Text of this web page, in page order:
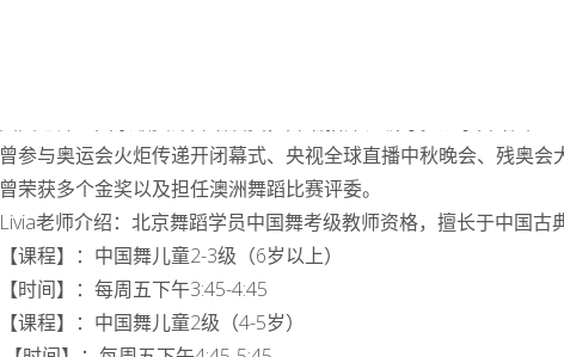
曾参与奥运会火炬传递开闭幕式、央视全球直播中秋晚会、残奥
曾荣获多个金奖以及担任澳洲舞蹈比赛评委。
Livia老师介绍：北京舞蹈学员中国舞考级教师资格，擅长于中国古
【课程】：中国舞儿童2-3级（6岁以上）
【时间】：每周五下午3:45-4:45
【课程】：中国舞儿童2级（4-5岁）